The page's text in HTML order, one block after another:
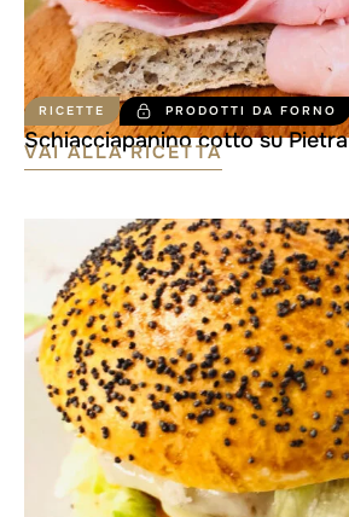
RICETTE PRODOTTI DA FORNO
Schiacciapanino cotto su Pietra
VAI ALLA RICETTA